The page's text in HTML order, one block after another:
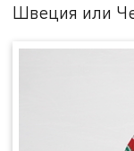
Швеция или